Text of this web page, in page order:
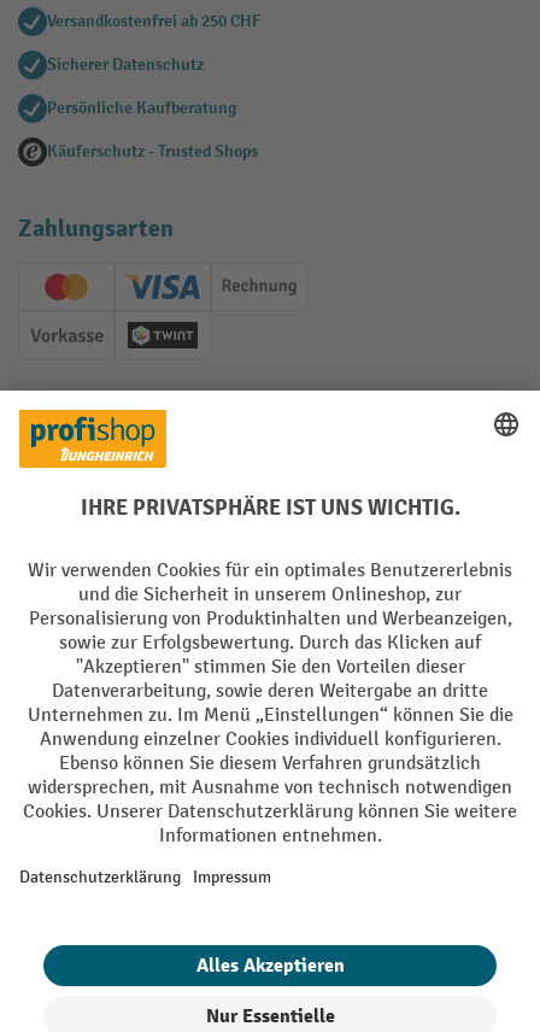
Versandkostenfrei ab 250 CHF
Sicherer Datenschutz
Persönliche Kaufberatung
Käuferschutz - Trusted Shops
Zahlungsarten
Creditcard (Master)Creditcard (Visa)
Rechnung
Vorkasse Twint
Soziale Netzwerke
Facebook
YouTube
LinkedInInstagram
Sprachen
DE FR
AGB Impressum Datenschutz Privacy Settings
Alle Preise exkl. gesetzl. Mehrwertsteuer zzgl.Versandkostenund ggf.
Nachnahmegebühren, wenn nicht anders angegeben.
¹ Der Rabatt gilt so lange der Vorrat reicht. Der Rabatt gilt nicht auf
oder Gutscheinen ist nicht möglich. | ² Der Rabatt wird einmalig bei
eingelöst werden. Die Höhe des Rabatts variiert je nach
Produktkategorie und beträgt bis zu 10 % (10 % auf Lager, Umwelt,
Heben | 7% auf Büro). Ausgenommen sind Elektro-Hubwagen,